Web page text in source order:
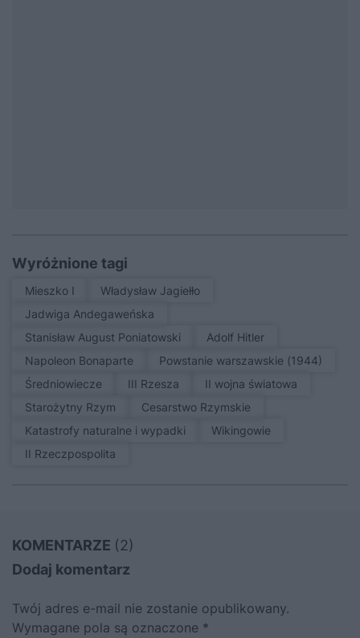
Wyróżnione tagi
Mieszko I
Władysław Jagiełło
Jadwiga Andegaweńska
Stanisław August Poniatowski
Adolf Hitler
Napoleon Bonaparte
Powstanie warszawskie (1944)
średniowiecze
III Rzesza
II wojna światowa
Starożytny Rzym
Cesarstwo Rzymskie
Katastrofy naturalne i wypadki
Wikingowie
II Rzeczpospolita
KOMENTARZE (2)
Dodaj komentarz
Twój adres e-mail nie zostanie opublikowany.
Wymagane pola są oznaczone *